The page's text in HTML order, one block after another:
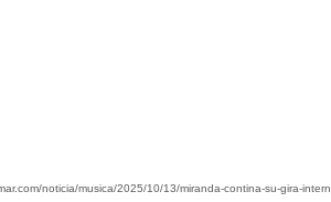
noticia/musica/2025/10/13/miranda-contina-su-gira-